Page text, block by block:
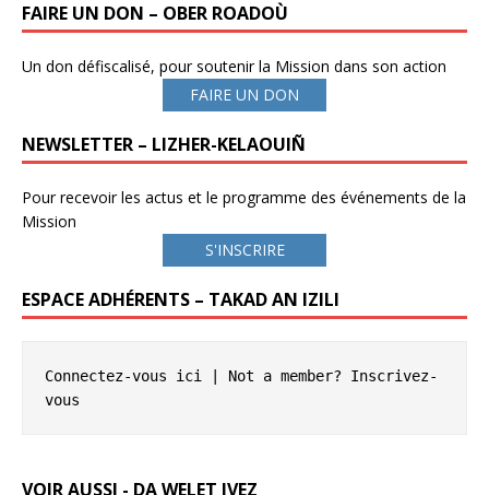
FAIRE UN DON – OBER ROADOÙ
Un don défiscalisé, pour soutenir la Mission dans son action
FAIRE UN DON
NEWSLETTER – LIZHER-KELAOUIÑ
Pour recevoir les actus et le programme des événements de la
Mission
S'INSCRIRE
ESPACE ADHÉRENTS – TAKAD AN IZILI
Connectez-vous ici | Not a member? Inscrivez-
vous
VOIR AUSSI - DA WELET IVEZ